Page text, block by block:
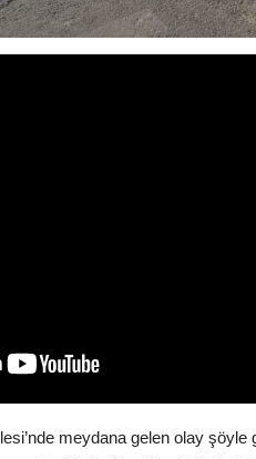
meydana gelen olay şöyle